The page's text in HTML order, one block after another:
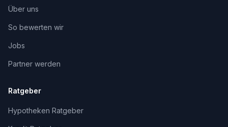
Über uns
So bewerten wir
Jobs
Partner werden
Ratgeber
Hypotheken Ratgeber